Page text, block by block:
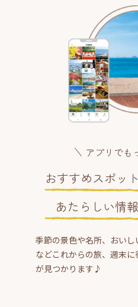
アプリでも
おすすめスポッ
あたらしい情
季節の景色や名所、おい
などこれからの旅、週末
が見つかります♪